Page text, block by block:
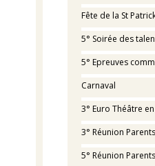
Fête de la St
5° Soirée des
5° Epreuves
Carnaval
3° Euro Théâtre
3° Réunion
5° Réunion